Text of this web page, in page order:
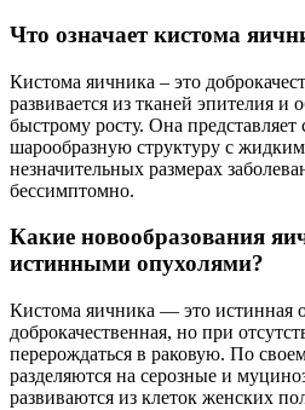
Что означает кистома
Кистома яичника – это
развивается из тканей эпителия и
быстрому росту. Она
шарообразную структуру с
незначительных размерах
бессимптомно.
Какие новообразования
истинными опухолями?
Кистома яичника — это истинная
доброкачественная, но при
перерождаться в раковую. По
разделяются на серозные и
развиваются из клеток женских